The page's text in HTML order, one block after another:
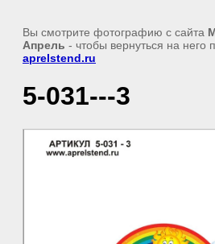
Вы смотрите фотографию с сайта
Апрель - чтобы вернуться на него
aprelstend.ru
5-031---3